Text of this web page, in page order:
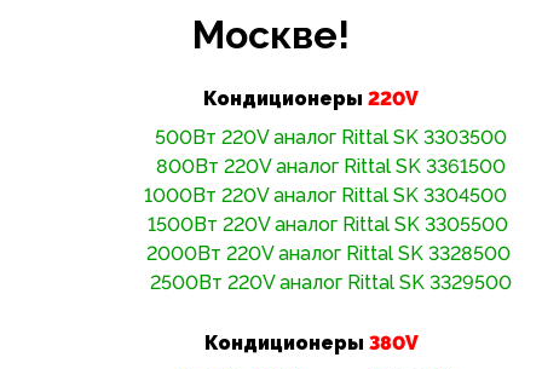
Москве!
Кондиционеры 220V
500Вт 220V аналог Rittal SK 3303500
800Вт 220V аналог Rittal SK 3361500
1000Вт 220V аналог Rittal SK 3304500
1500Вт 220V аналог Rittal SK 3305500
2000Вт 220V аналог Rittal SK 3328500
2500Вт 220V аналог Rittal SK 3329500
Кондиционеры 380V